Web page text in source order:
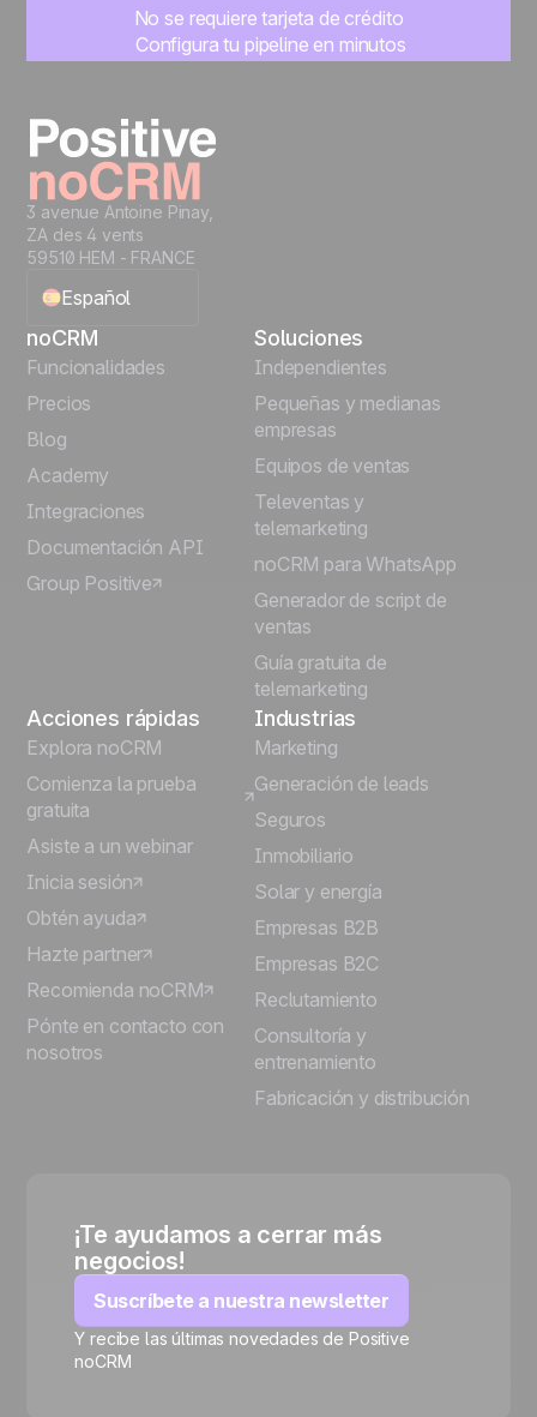
No se requiere tarjeta de crédito
Configura tu pipeline en minutos
3 avenue Antoine Pinay,
ZA des 4 vents
59510 HEM - FRANCE
Español
English
Português
Italiano
Deutsch
noCRM
Funcionalidades
Precios
Blog
Academy
Integraciones
Documentación API
Group Positive
Soluciones
Independientes
Pequeñas y medianas
empresas
Equipos de ventas
Televentas y
telemarketing
noCRM para WhatsApp
Generador de script de
ventas
Guía gratuita de
telemarketing
Acciones rápidas
Explora noCRM
Comienza la prueba
gratuita
Asiste a un webinar
Inicia sesión
Obtén ayuda
Hazte partner
Recomienda noCRM
Pónte en contacto con
nosotros
Industrias
Marketing
Generación de leads
Seguros
Inmobiliario
Solar y energía
Empresas B2B
Empresas B2C
Reclutamiento
Consultoría y
entrenamiento
Fabricación y distribución
¡Te ayudamos a cerrar más
negocios!
Suscríbete a nuestra newsletter
Y recibe las últimas novedades de Positive
noCRM